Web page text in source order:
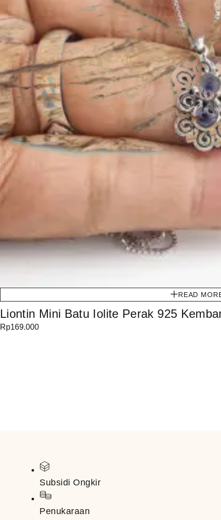
READ
Liontin Mini Batu Iolite Perak 925
Rp169.000
Subsidi Ongkir
Penukaraan